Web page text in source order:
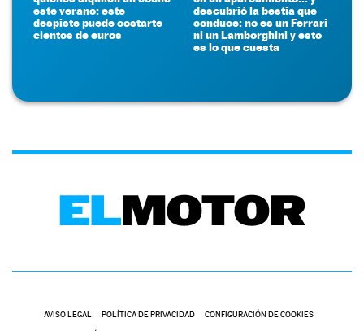
este verano: este
despiste puede costarte
cientos de euros
descubrió la bestia que
conduce: no es un Ferrari
ni un Lamborghini y esto
es lo que cuesta
AVISO LEGAL POLÍTICA DE PRIVACIDAD CONFIGURACIÓN DE COOKIES